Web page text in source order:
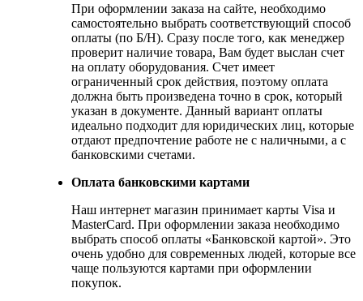
При оформлении заказа на сайте, необходимо
самостоятельно выбрать соответствующий способ
оплаты (по Б/Н). Сразу после того, как менеджер
проверит наличие товара, Вам будет выслан счет
на оплату оборудования. Счет имеет
ограниченный срок действия, поэтому оплата
должна быть произведена точно в срок, который
указан в документе. Данный вариант оплаты
идеально подходит для юридических лиц, которые
отдают предпочтение работе не с наличными, а с
банковскими счетами.
Оплата банковскими картами
Наш интернет магазин принимает карты Visa и
MasterCard. При оформлении заказа необходимо
выбрать способ оплаты «Банковской картой». Это
очень удобно для современных людей, которые все
чаще пользуются картами при оформлении
покупок.